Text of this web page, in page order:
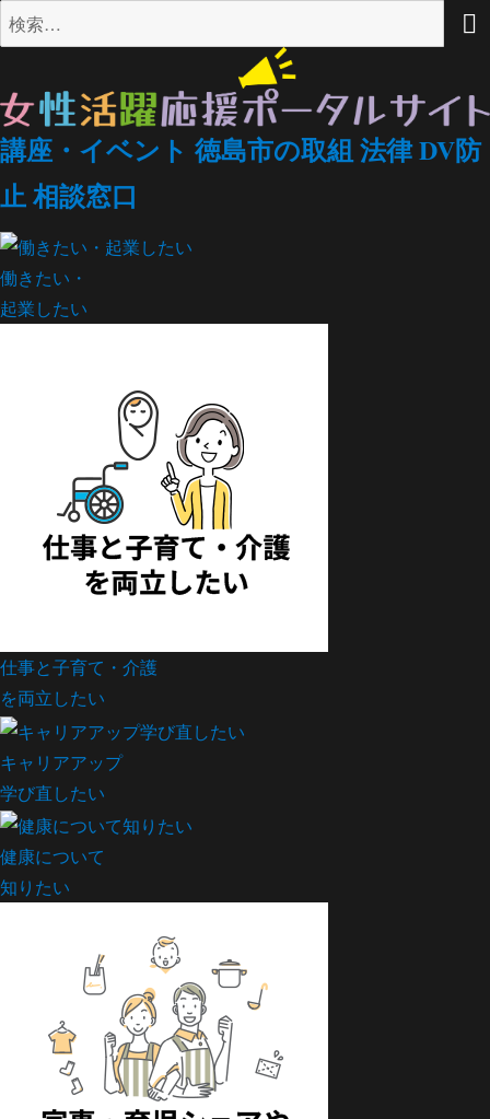
検
索:
講座・イベント 徳島市の取組 法律DV防
止相談窓口
働きたい・
起業したい
仕事と子育て・介護
を両立したい
キャリアアップ
学び直したい
健康について
知りたい